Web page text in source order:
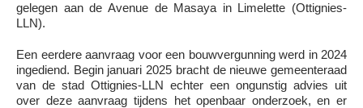
gelegen aan de Avenue de Masaya in Limelette (Ottignies-
LLN).
Een eerdere aanvraag voor een bouwvergunning werd in 2024
ingediend. Begin januari 2025 bracht de nieuwe gemeenteraad
van de stad Ottignies-LLN echter een ongunstig advies uit
over deze aanvraag tijdens het openbaar onderzoek, en er